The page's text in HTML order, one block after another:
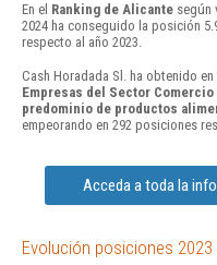
En el Ranking de Alicante según
2024 ha conseguido la posición
respecto al año 2023.
Cash Horadada Sl. ha obtenido
Empresas del Sector
predominio de productos
empeorando en 292 posiciones
Acceda a toda la
Evolución posiciones 2023